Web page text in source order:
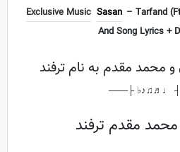
Exclusive Music Sasan – Tarfand
And Song Lyrics +
محمد مقدم به نام ترفند
───┤ ♩♬♫♪♭
مقدم ترفند